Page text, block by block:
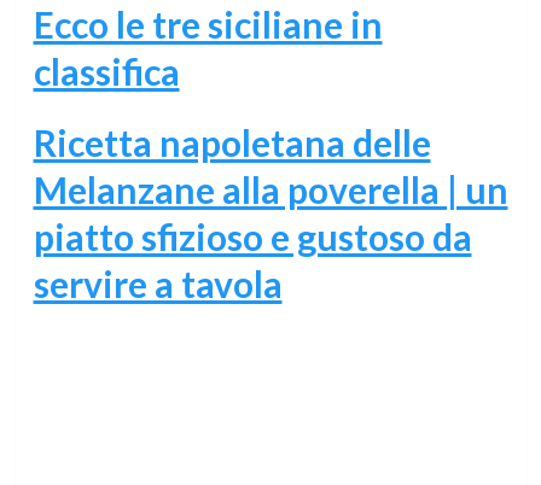
Ecco le tre siciliane in
classifica
Ricetta napoletana delle
Melanzane alla poverella | un
piatto sfizioso e gustoso da
servire a tavola